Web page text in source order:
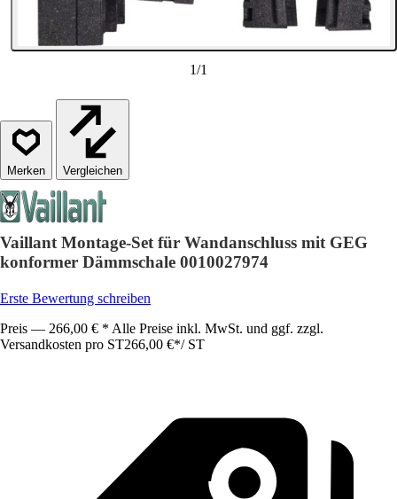
1/1
Vergleichen
Vaillant Montage-Set für Wandanschluss mit GEG
konformer Dämmschale 0010027974
Erste Bewertung schreiben
Preis — 266,00 € * Alle Preise inkl. MwSt. und ggf. zzgl.
Versandkosten pro ST266,00 €*/ ST